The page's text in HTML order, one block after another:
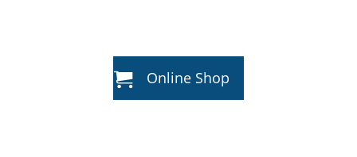
Online Shop